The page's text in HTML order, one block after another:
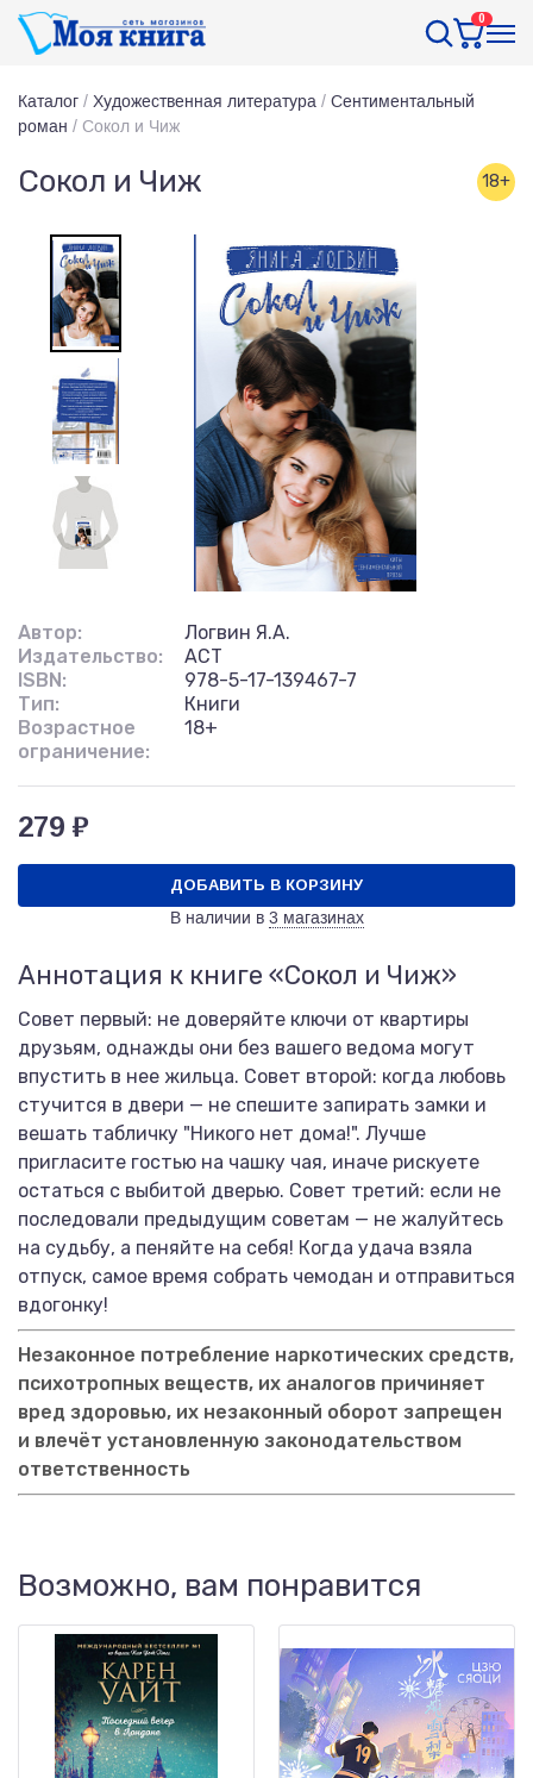
0
Каталог / Художественная литература / Сентиментальный
роман / Сокол и Чиж
Сокол и Чиж 18+
Автор:
Логвин Я.А.
Издательство:
АСТ
ISBN:
978-5-17-139467-7
Тип:
Книги
Возрастное
ограничение:
18+
279 ₽
ДОБАВИТЬ В КОРЗИНУ
В наличии в 3 магазинах
Аннотация к книге «Сокол и Чиж»
Совет первый: не доверяйте ключи от квартиры
друзьям, однажды они без вашего ведома могут
впустить в нее жильца. Совет второй: когда любовь
стучится в двери — не спешите запирать замки и
вешать табличку "Никого нет дома!". Лучше
пригласите гостью на чашку чая, иначе рискуете
остаться с выбитой дверью. Совет третий: если не
последовали предыдущим советам — не жалуйтесь
на судьбу, а пеняйте на себя! Когда удача взяла
отпуск, самое время собрать чемодан и отправиться
вдогонку!
Незаконное потребление наркотических средств,
психотропных веществ, их аналогов причиняет
вред здоровью, их незаконный оборот запрещен
и влечёт установленную законодательством
ответственность
Возможно, вам понравится